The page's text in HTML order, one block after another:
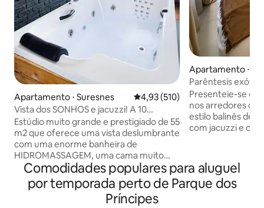
Apartamento ⋅ Suresnes 4,93 de uma avaliação média de
4,93 (510)
Vista dos SONHOS e jacuzzi! A 10
minutos do centro de PARIS!
Estúdio muito grande e prestigiado de 55
m2 que oferece uma vista deslumbrante
com uma enorme banheira de
HIDROMASSAGEM, uma cama muito
grande, bem como um chuveiro italiano.
Localizado em uma área tranquila e
segura a 10 minutos da famosa Avenue
des Champs Elysées (centro de Paris).
Apartamento ⋅
Parêntesis
(Vanves)
Presenteie-se
nos arredores de Paris. Este
estilo balinês de
com jacuzzi e
parisiense com
além disso, este
verdadeiro
Comodidades populares para aluguel
por temporada perto de Parque dos
Príncipes